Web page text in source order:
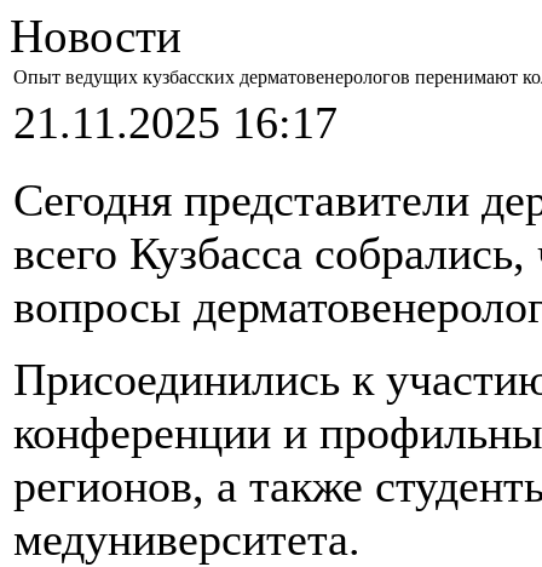
Новости
Опыт ведущих кузбасских дерматовенерологов перенимают
21.11.2025 16:17
Сегодня представители
всего Кузбасса
вопросы
Присоединились к
конференции и
регионов, а также
медуниверситета.